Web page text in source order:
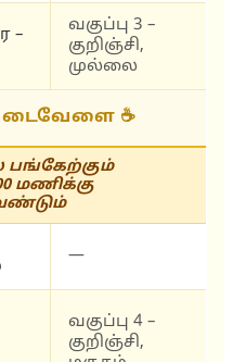
–
வகுப்பு 3 –
குறிஞ்சி,
முல்லை
☕
பங்கேற்கும்
மணிக்கு
—
வகுப்பு 4 –
குறிஞ்சி,